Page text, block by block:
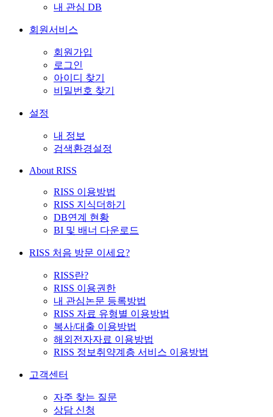
내 관심 DB
회원서비스
회원가입
로그인
아이디 찾기
비밀번호 찾기
설정
내 정보
검색환경설정
About RISS
RISS 이용방법
RISS 지식더하기
DB연계 현황
BI 및 배너 다운로드
RISS 처음 방문 이세요?
RISS란?
RISS 이용권한
내 관심논문 등록방법
RISS 자료 유형별 이용방법
복사/대출 이용방법
해외전자자료 이용방법
RISS 정보취약계층 서비스 이용방법
고객센터
자주 찾는 질문
상담 신청